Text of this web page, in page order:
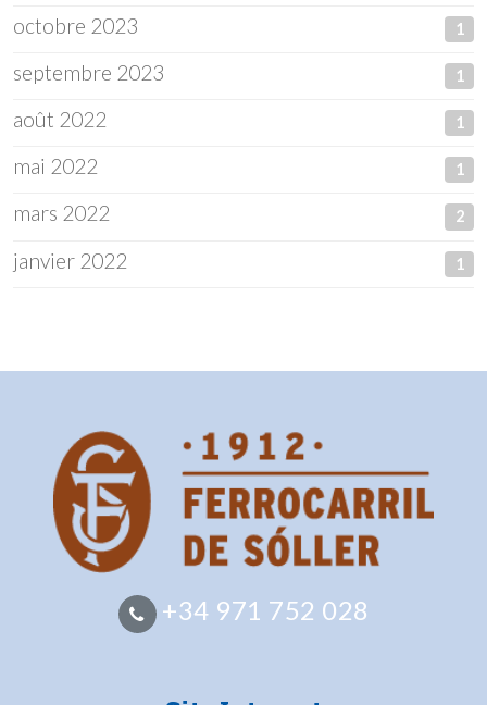
octobre 2023 1
septembre 2023 1
août 2022 1
mai 2022 1
mars 2022 2
janvier 2022 1
+34 971 752 028